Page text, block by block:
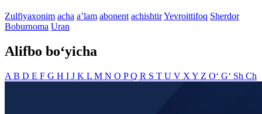
Zulfiyaxonim acha aʼlam abonent achishtirYevroittifoq Sherdor
Boburnoma Uran
Alifbo bo‘yicha
A B D E F G H I J K L M N O PQ R S T U V X Y Z O‘ G‘ Sh Ch